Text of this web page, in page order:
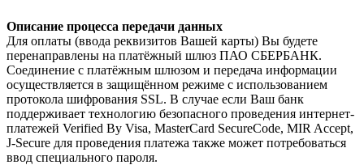
Описание процесса передачи данных
Для оплаты (ввода реквизитов Вашей карты) Вы будете
перенаправлены на платёжный шлюз ПАО СБЕРБАНК.
Соединение с платёжным шлюзом и передача информации
осуществляется в защищённом режиме с использованием
протокола шифрования SSL. В случае если Ваш банк
поддерживает технологию безопасного проведения интернет-
платежей Verified By Visa, MasterCard SecureCode, MIR Accept,
J-Secure для проведения платежа также может потребоваться
ввод специального пароля.